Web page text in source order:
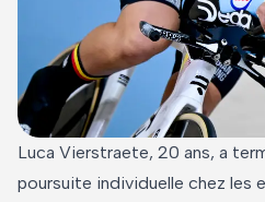
Luca Vierstraete, 20 ans, a
poursuite individuelle chez les